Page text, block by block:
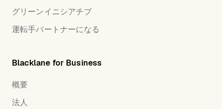
グリーンイニシアチブ
運転手パートナーになる
Blacklane for Business
概要
法人